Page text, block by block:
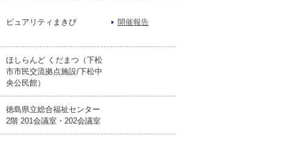
ピュアリティまきび 開催報告
ほしらんど くだまつ（下松
市市民交流拠点施設/下松中
央公民館）
徳島県立総合福祉センター
2階 201会議室・202会議室